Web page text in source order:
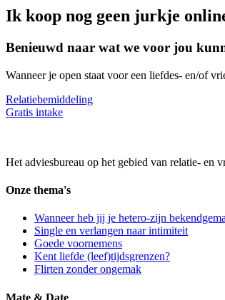
Ik koop nog geen jurkje
Benieuwd naar wat we voor jou
Wanneer je open staat voor een liefdes- en/of
Relatiebemiddeling
Gratis intake
Het adviesbureau op het gebied van relatie-
Onze thema's
Wanneer heb jij je hetero-zijn
Single en verlangen naar intimiteit
Goede voornemens
Kent liefde (leef)tijdsgrenzen?
Flirten zonder ongemak
Mate & Date